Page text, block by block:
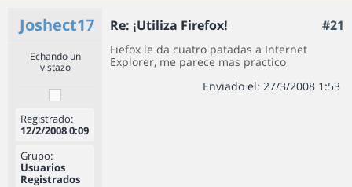
Joshect17 Re: ¡Utiliza Firefox! #21
Echando un
vistazo
Registrado:
12/2/2008 0:09
Grupo:
Usuarios
Registrados
Fiefox le da cuatro patadas a Internet
Explorer, me parece mas practico
Enviado el: 27/3/2008 1:53